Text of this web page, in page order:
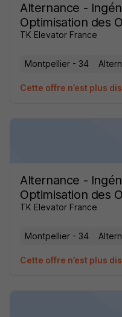
Alternance -
Optimisation des
TK Elevator France
Montpellier - 34
Cette offre n’est plus
Alternance -
Optimisation des
TK Elevator France
Montpellier - 34
Cette offre n’est plus